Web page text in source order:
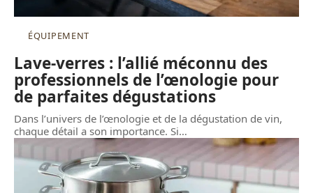
ÉQUIPEMENT
Lave-verres : l’allié méconnu des
professionnels de l’œnologie pour
de parfaites dégustations
Dans l’univers de l’œnologie et de la dégustation de vin,
chaque détail a son importance. Si…